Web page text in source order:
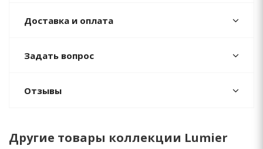
Доставка и оплата
Задать вопрос
Отзывы
Другие товары коллекции Lumier